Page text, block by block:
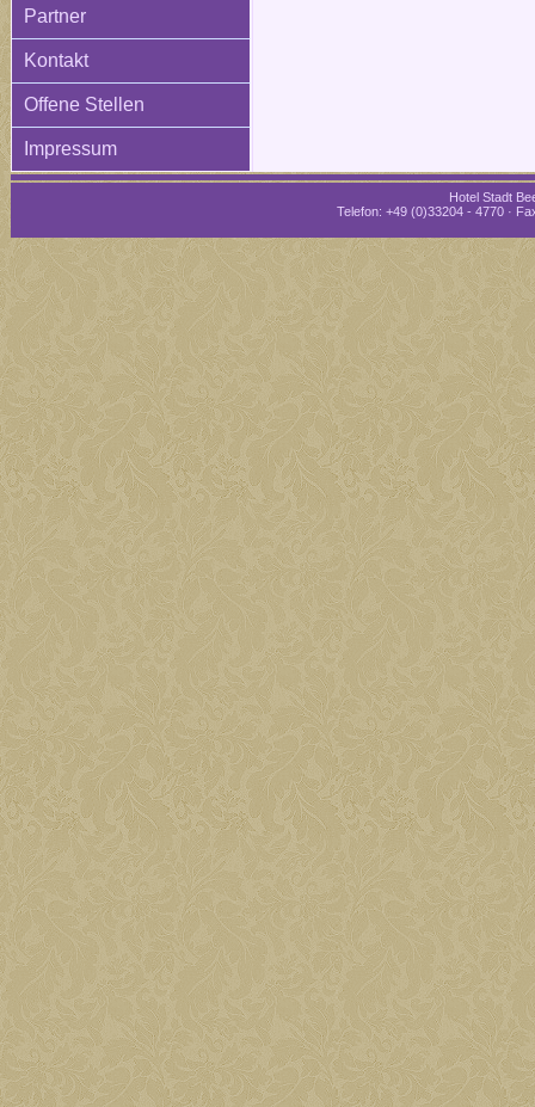
Partner
Kontakt
Offene Stellen
Impressum
Hotel Stadt
Telefon: +49 (0)33204 - 4770 ·